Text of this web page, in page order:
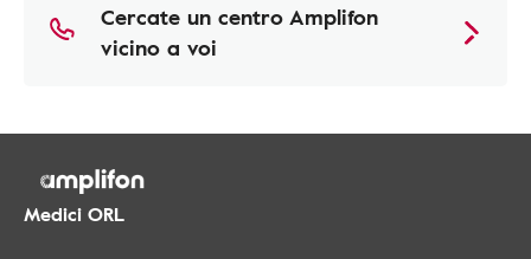
Cercate un centro Amplifon
vicino a voi
Medici ORL